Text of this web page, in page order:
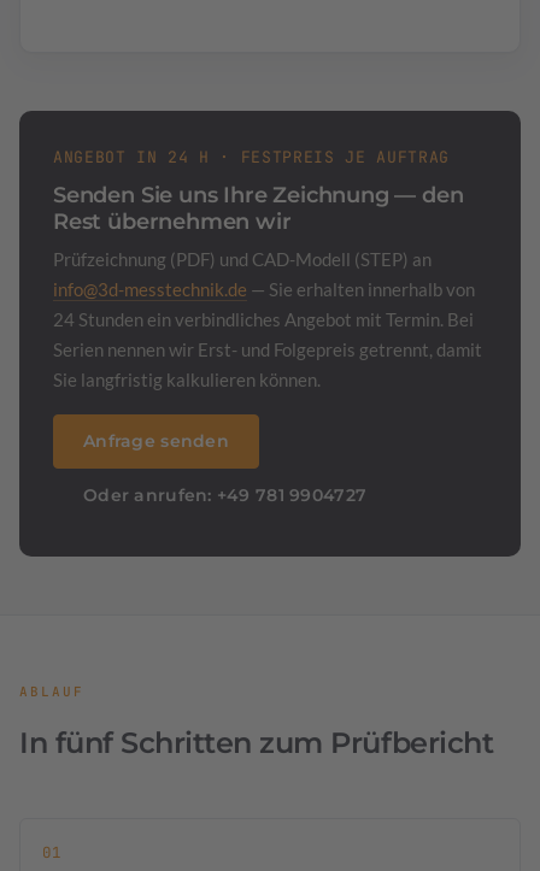
ANGEBOT IN 24 H · FESTPREIS JE AUFTRAG
Senden Sie uns Ihre Zeichnung — den
Rest übernehmen wir
Prüfzeichnung (PDF) und CAD-Modell (STEP) an
info@3d-messtechnik.de — Sie erhalten innerhalb von
24 Stunden ein verbindliches Angebot mit Termin. Bei
Serien nennen wir Erst- und Folgepreis getrennt, damit
Sie langfristig kalkulieren können.
Anfrage senden
Oder anrufen: +49 781 9904727
ABLAUF
In fünf Schritten zum Prüfbericht